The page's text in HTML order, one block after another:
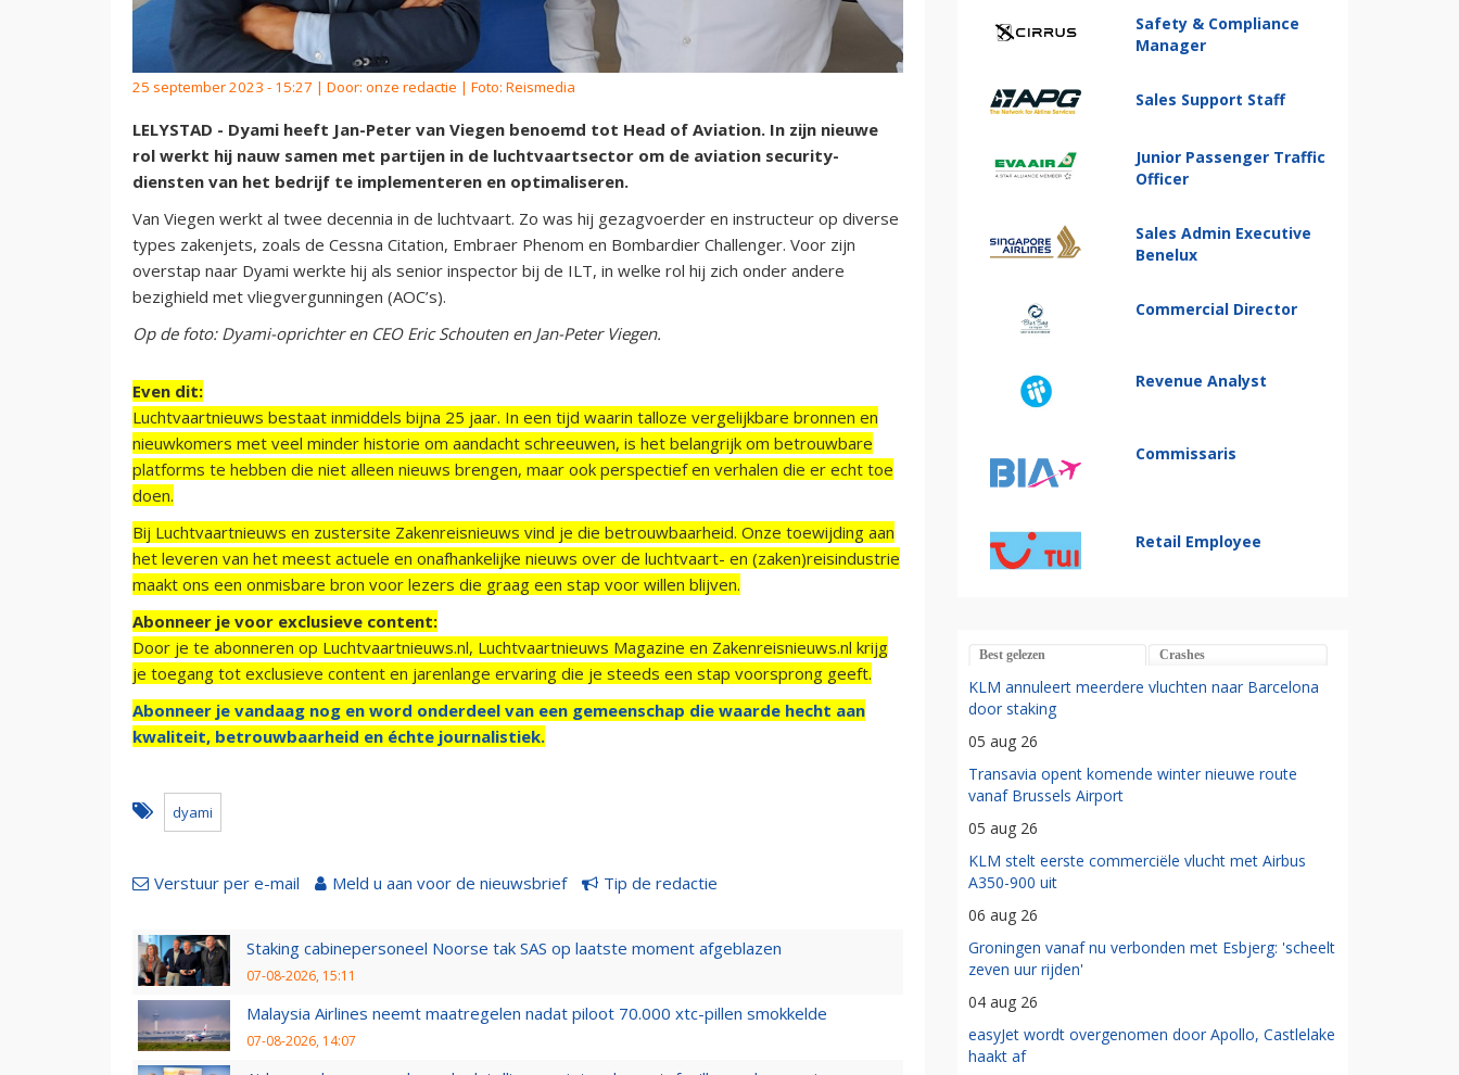
25 september 2023 - 15:27 | Door: onze redactie | Foto: Reismedia
LELYSTAD - Dyami heeft Jan-Peter van Viegen benoemd tot Head of Aviation. In zijn nieuwe
rol werkt hij nauw samen met partijen in de luchtvaartsector om de aviation security-
diensten van het bedrijf te implementeren en optimaliseren.
Van Viegen werkt al twee decennia in de luchtvaart. Zo was hij gezagvoerder en instructeur op diverse
types zakenjets, zoals de Cessna Citation, Embraer Phenom en Bombardier Challenger. Voor zijn
overstap naar Dyami werkte hij als senior inspector bij de ILT, in welke rol hij zich onder andere
bezighield met vliegvergunningen (AOC’s).
Op de foto: Dyami-oprichter en CEO Eric Schouten en Jan-Peter Viegen.
Even dit:
Luchtvaartnieuws bestaat inmiddels bijna 25 jaar. In een tijd waarin talloze vergelijkbare bronnen en
nieuwkomers met veel minder historie om aandacht schreeuwen, is het belangrijk om betrouwbare
platforms te hebben die niet alleen nieuws brengen, maar ook perspectief en verhalen die er echt toe
doen.
Bij Luchtvaartnieuws en zustersite Zakenreisnieuws vind je die betrouwbaarheid. Onze toewijding aan
het leveren van het meest actuele en onafhankelijke nieuws over de luchtvaart- en (zaken)reisindustrie
maakt ons een onmisbare bron voor lezers die graag een stap voor willen blijven.
Abonneer je voor exclusieve content:
Door je te abonneren op Luchtvaartnieuws.nl, Luchtvaartnieuws Magazine en Zakenreisnieuws.nl krijg
je toegang tot exclusieve content en jarenlange ervaring die je steeds een stap voorsprong geeft.
Abonneer je vandaag nog en word onderdeel van een gemeenschap die waarde hecht aan
kwaliteit, betrouwbaarheid en échte journalistiek.
dyami
Verstuur per e-mail Meld u aan voor de nieuwsbrief Tip de redactie
Staking cabinepersoneel Noorse tak SAS op laatste moment afgeblazen
07-08-2026, 15:11
Malaysia Airlines neemt maatregelen nadat piloot 70.000 xtc-pillen smokkelde
07-08-2026, 14:07
Safety & Compliance
Manager
Sales Support Staff
Junior Passenger Traffic
Officer
Sales Admin Executive
Benelux
Commercial Director
Revenue Analyst
Commissaris
Retail Employee
Best gelezen Crashes
KLM annuleert meerdere vluchten naar Barcelona
door staking
05 aug 26
Transavia opent komende winter nieuwe route
vanaf Brussels Airport
05 aug 26
KLM stelt eerste commerciële vlucht met Airbus
A350-900 uit
06 aug 26
Groningen vanaf nu verbonden met Esbjerg: 'scheelt
zeven uur rijden'
04 aug 26
easyJet wordt overgenomen door Apollo, Castlelake
haakt af